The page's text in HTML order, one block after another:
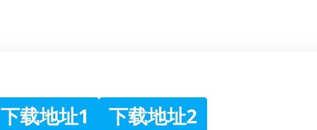
下载地址1 下载地址2